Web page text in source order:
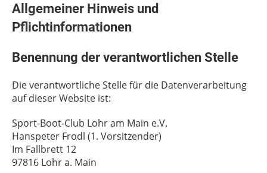
Allgemeiner Hinweis und
Pflichtinformationen
Benennung der verantwortlichen Stelle
Die verantwortliche Stelle für die Datenverarbeitung
auf dieser Website ist:
Sport-Boot-Club Lohr am Main e.V.
Hanspeter Frodl (1. Vorsitzender)
Im Fallbrett 12
97816 Lohr a. Main